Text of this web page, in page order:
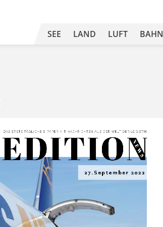
SEE LAND LUFT BAHN
EDITION
DA S ERSTE TÄ GLICHE E- PAPER MIT NA CHRICHTEN A US DER WELT DER LOGISTIK
N E
W S
27.September 2022